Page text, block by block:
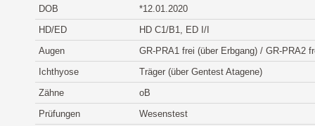
DOB
*12.01.2020
HD/ED
HD C1/B1, ED I/I
Augen
GR-PRA1 frei (über Erbgang) / GR-PRA2
Ichthyose
Träger (über Gentest Atagene)
Zähne
oB
Prüfungen
Wesenstest